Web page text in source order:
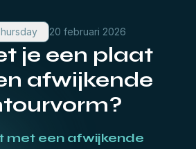
20 februari 2026
je een plaat
afwijkende
met een afwijkende